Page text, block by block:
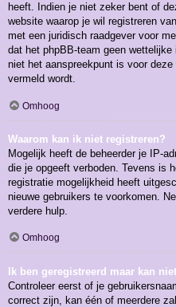
heeft. Indien je niet zeker bent of
website waarop je wil registreren
met een juridisch raadgever voor
dat het phpBB-team geen
niet het aanspreekpunt is voor
vermeld wordt.
Omhoog
Waarom kan ik niet registreren?
Mogelijk heeft de beheerder je IP-
die je opgeeft verboden. Tevens is
registratie mogelijkheid heeft
nieuwe gebruikers te voorkomen.
verdere hulp.
Omhoog
Ik ben geregistreerd maar kan
Controleer eerst of je
correct zijn, kan één of meerdere